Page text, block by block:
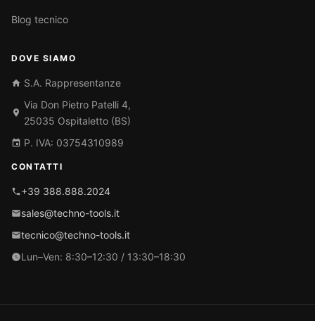
Blog tecnico
DOVE SIAMO
S.A. Rappresentanze
Via Don Pietro Patelli 4,
25035 Ospitaletto (BS)
P. IVA: 03754310989
CONTATTI
+39 388.888.2024
sales@techno-tools.it
tecnico@techno-tools.it
Lun–Ven: 8:30–12:30 / 13:30–18:30